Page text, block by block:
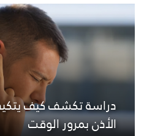
دراسة تكشف كيف
الأذن بمرور الوقت